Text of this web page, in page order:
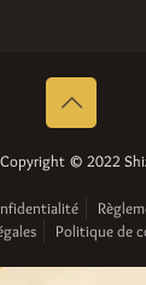
Copyright © 2022
Politique de